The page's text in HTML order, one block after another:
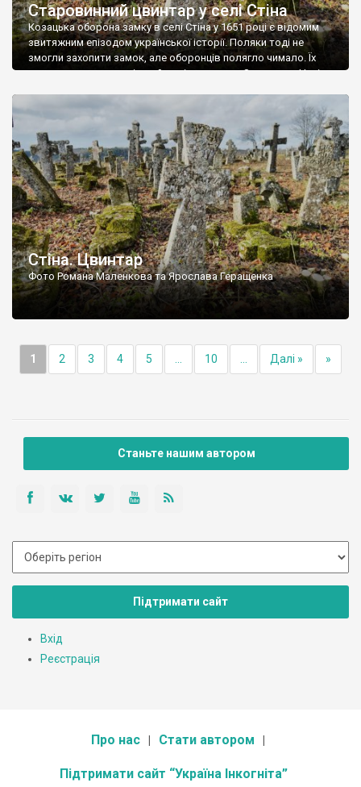
Старовинний цвинтар у селі Стіна
Козацька оборона замку в селі Стіна у 1651 році є відомим
звитяжним епізодом української історії. Поляки тоді не
змогли захопити замок, але оборонців полягло чимало. Їх
поховали на цвинтарі, який тоді називався Замковим. Нині на
ньому чимало хрестів 19 століття, є такі, де епітафії стер […]
Стіна. Цвинтар
Фото Романа Маленкова та Ярослава Геращенка
1 2 3 4 5 10 Далі » »
Станьте нашим автором
Підтримати сайт
Вхід
Реєстрація
Про нас Стати автором
Підтримати сайт “Україна Інкогніта”